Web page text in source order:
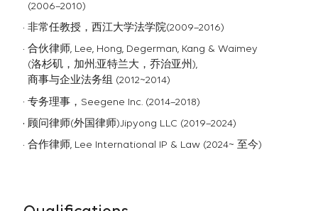
(2006–2010)
非常任教授，西江大学法学院(2009–2016)
合伙律师, Lee, Hong, Degerman, Kang & Waimey
(洛杉矶，加州;亚特兰大，乔治亚州),
商事与企业法务组 (2012~2014)
专务理事，Seegene Inc. (2014–2018)
顾问律师(外国律师)Jipyong LLC (2019–2024)
合作律师, Lee International IP & Law (2024~ 至今)